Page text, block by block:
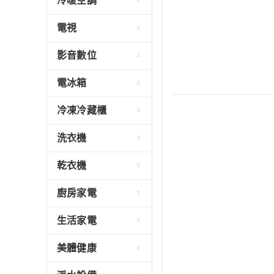
電視
影音數位
電冰箱
冷凍冷藏櫃
洗衣機
乾衣機
廚房家電
生活家電
美體健康